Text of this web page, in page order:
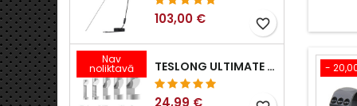
103,00 € favorite_border
Nav
noliktavā TESLONG ULTIMATE SĀNSKATA ENDOSKOPA SPOGUĻU KOMPLEKTS (5 GAB.)
24,99 €
-